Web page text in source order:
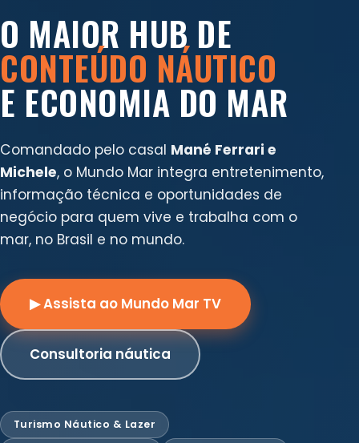
O MAIOR HUB DE
CONTEÚDO NÁUTICO
E ECONOMIA DO MAR
Comandado pelo casal Mané Ferrari e
Michele, o Mundo Mar integra entretenimento,
informação técnica e oportunidades de
negócio para quem vive e trabalha com o
mar, no Brasil e no mundo.
▶ Assista ao Mundo Mar TV
Consultoria náutica
Turismo Náutico & Lazer